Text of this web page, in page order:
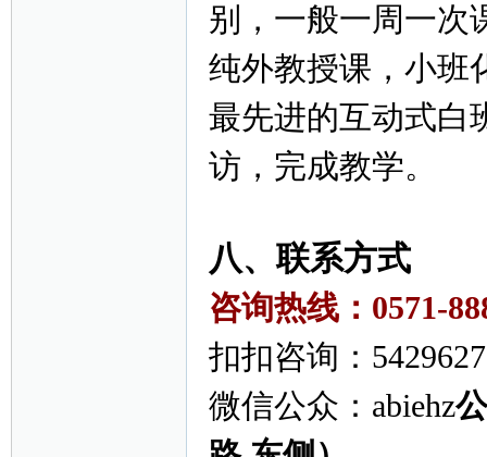
别，一般一周一次
纯外教授课，小班
最先进的互动式白
访，完成教学。
八、联系方式
咨询热线：0571-
扣扣咨询：
微信公众：abiehz